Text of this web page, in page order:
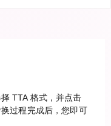
TTA 格式，并点击
过程完成后，您即可